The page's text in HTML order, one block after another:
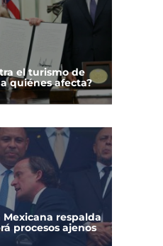
el turismo de
quiénes afecta?
Mexicana respalda
procesos ajenos